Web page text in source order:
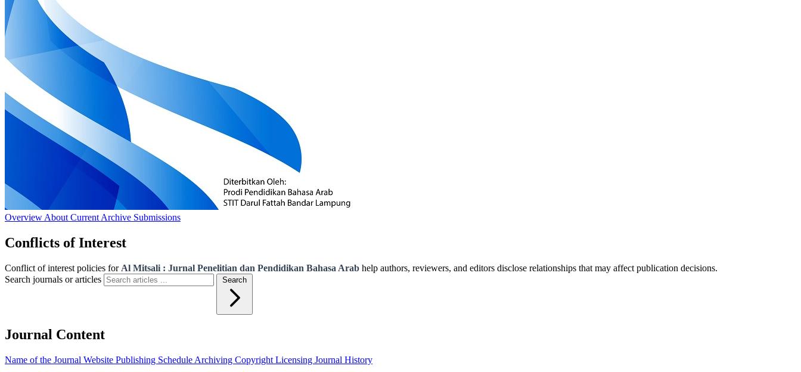
Overview About Current Archive Submissions
Conflicts of Interest
Conflict of interest policies for Al Mitsali : Jurnal Penelitian dan Pendidikan Bahasa Arab help authors, reviewers, and editors disclose relationships that may affect publication decisions.
Search journals or articles
Search
Journal Content
Name of the Journal Website Publishing Schedule Archiving Copyright Licensing Journal History